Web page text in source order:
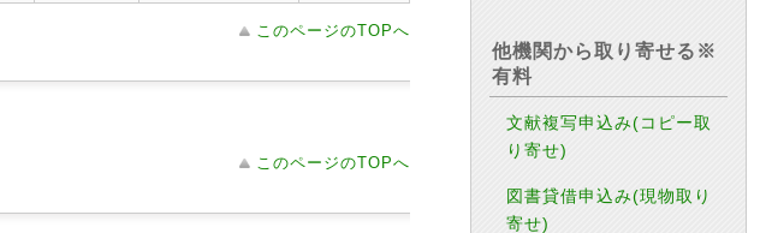
このページのTOPへ
このページのTOPへ
他機関から取り寄せる※
有料
文献複写申込み(コピー取
り寄せ)
図書貸借申込み(現物取り
寄せ)